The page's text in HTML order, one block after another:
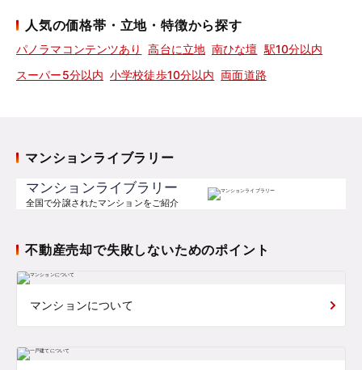
人気の価格帯・立地・特徴から探す
パノラマコンテンツあり 高台に立地 南ひな壇 駅10分以内
スーパー5分以内 小学校徒歩10分以内 両面道路
マンションライブラリー
マンションライブラリー
全国で分譲されたマンションをご紹介
不動産売却で失敗しないためのポイント
マンションについて